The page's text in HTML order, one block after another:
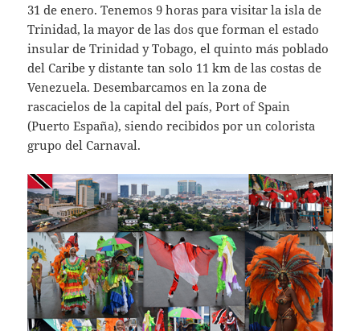
31 de enero. Tenemos 9 horas para visitar la isla de
Trinidad, la mayor de las dos que forman el estado
insular de Trinidad y Tobago, el quinto más poblado
del Caribe y distante tan solo 11 km de las costas de
Venezuela. Desembarcamos en la zona de
rascacielos de la capital del país, Port of Spain
(Puerto España), siendo recibidos por un colorista
grupo del Carnaval.